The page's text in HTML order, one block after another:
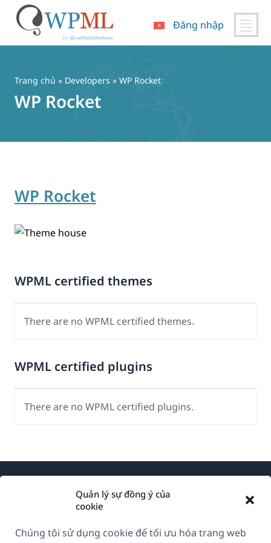
Quản lý sự đồng ý của
cookie
Chúng tôi sử dụng cookie để tối ưu hóa trang web
Đăng nhập
Trang chủ » Developers » WP Rocket
WP Rocket
WP Rocket
WPML certified themes
There are no WPML certified themes.
WPML certified plugins
There are no WPML certified plugins.